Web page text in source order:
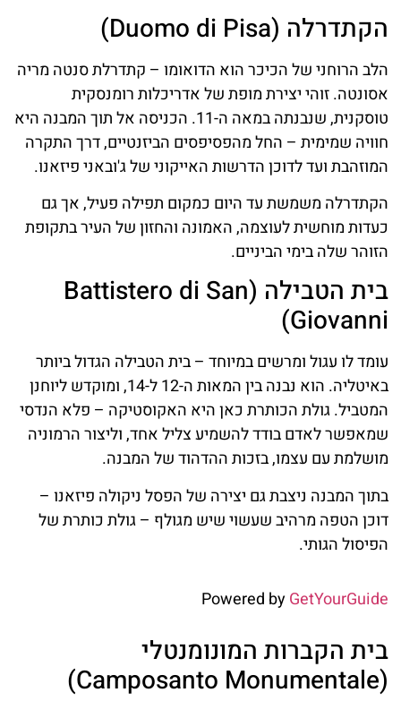
הקתדרלה (Duomo di Pisa)
הלב הרוחני של הכיכר הוא הדואומו – קתדרלת סנטה מריה
אסונטה. זוהי יצירת מופת של אדריכלות רומנסקית
טוסקנית, שנבנתה במאה ה-11. הכניסה אל תוך המבנה היא
חוויה שמימית – החל מהפסיפסים הביזנטיים, דרך התקרה
המוזהבת ועד לדוכן הדרשות האייקוני של ג'ובאני פיזאנו.
הקתדרלה משמשת עד היום כמקום תפילה פעיל, אך גם
כעדות מוחשית לעוצמה, האמונה והחזון של העיר בתקופת
הזוהר שלה בימי הביניים.
בית הטבילה (Battistero di San
Giovanni)
עומד לו עגול ומרשים במיוחד – בית הטבילה הגדול ביותר
באיטליה. הוא נבנה בין המאות ה-12 ל-14, ומוקדש ליוחנן
המטביל. גולת הכותרת כאן היא האקוסטיקה – פלא הנדסי
שמאפשר לאדם בודד להשמיע צליל אחד, וליצור הרמוניה
מושלמת עם עצמו, בזכות ההדהוד של המבנה.
בתוך המבנה ניצבת גם יצירה של הפסל ניקולה פיזאנו –
דוכן הטפה מרהיב שעשוי שיש מגולף – גולת כותרת של
הפיסול הגותי.
Powered byGetYourGuide
בית הקברות המונומנטלי
(Camposanto Monumentale)